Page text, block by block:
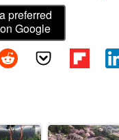
preferred
Google